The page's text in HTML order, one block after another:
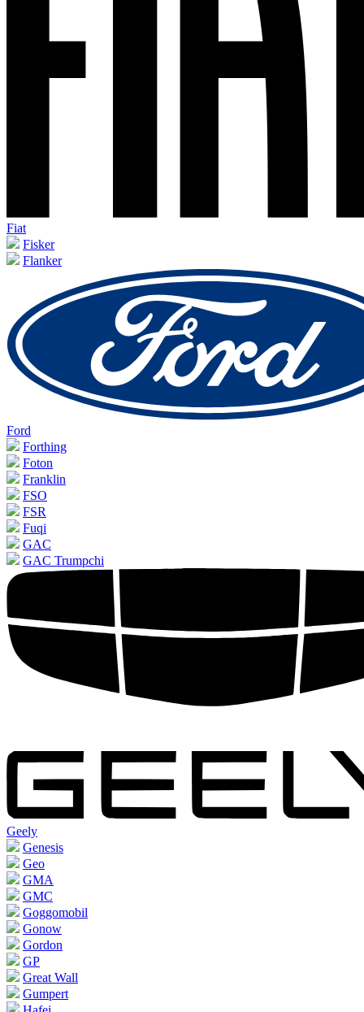
Fiat
Fisker
Flanker
Ford
Forthing
Foton
Franklin
FSO
FSR
Fuqi
GAC
GAC Trumpchi
Geely
Genesis
Geo
GMA
GMC
Goggomobil
Gonow
Gordon
GP
Great Wall
Gumpert